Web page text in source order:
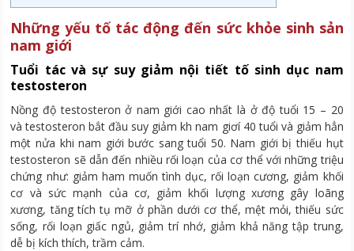
Những yếu tố tác động đến sức khỏe sinh sản
nam giới
Tuổi tác và sự suy giảm nội tiết tố sinh dục nam
testosteron
Nồng độ testosteron ở nam giới cao nhất là ở độ tuổi 15 – 20
và testosteron bắt đầu suy giảm kh nam giơí 40 tuổi và giảm hẳn
một nửa khi nam giới bước sang tuổi 50. Nam giới bị thiếu hụt
testosteron sẽ dẫn đến nhiều rối loạn của cơ thể với những triệu
chứng như: giảm ham muốn tình dục, rối loạn cương, giảm khối
cơ và sức mạnh của cơ, giảm khối lượng xương gây loãng
xương, tăng tích tụ mỡ ở phần dưới cơ thể, mệt mỏi, thiếu sức
sống, rối loạn giấc ngủ, giảm trí nhớ, giảm khả năng tập trung,
dễ bị kích thích, trầm cảm.